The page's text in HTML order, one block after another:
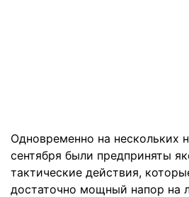
Одновременно на нескольких
сентября были предприняты
тактические действия,
достаточно мощный напор на